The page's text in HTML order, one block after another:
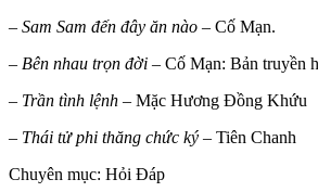
– Sam Sam đến đây ăn nào – Cố Mạn.
– Bên nhau trọn đời – Cố Mạn: Bản truyền
– Trần tình lệnh – Mặc Hương Đồng Khứu
– Thái tử phi thăng chức ký – Tiên Chanh
Chuyên mục: Hỏi Đáp